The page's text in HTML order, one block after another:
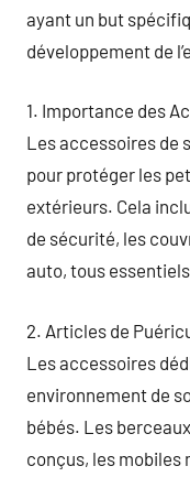
ayant un but
développement de
1. Importance des
Les accessoires de
pour protéger les
extérieurs. Cela
de sécurité, les
auto, tous
2. Articles de
Les accessoires
environnement de
bébés. Les
conçus, les mobiles